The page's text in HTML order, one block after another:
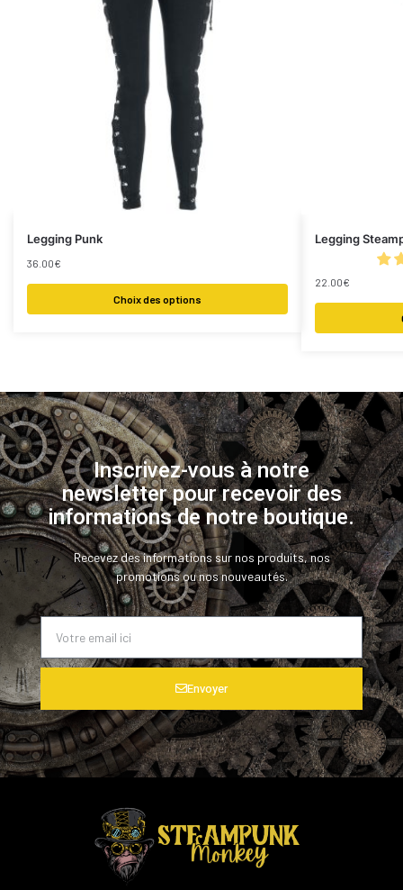
Legging Punk
36.00€
Choix des options
Legging
22.00€
Inscrivez-vous à notre
newsletter pour recevoir des
informations de notre boutique.
Recevez des informations sur nos produits, nos
promotions ou nos nouveautés.
Envoyer